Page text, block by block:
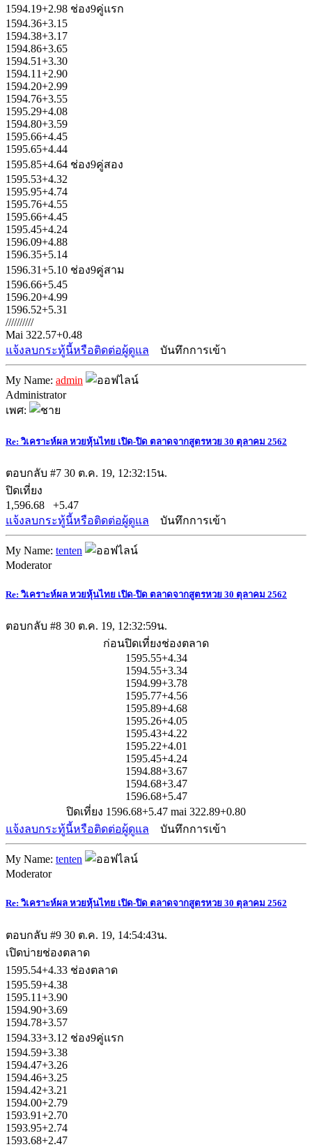
1594.19+2.98 ช่อง9คู่แรก
1594.36+3.15
1594.38+3.17
1594.86+3.65
1594.51+3.30
1594.11+2.90
1594.20+2.99
1594.76+3.55
1595.29+4.08
1594.80+3.59
1595.66+4.45
1595.65+4.44
1595.85+4.64 ช่อง9คู่สอง
1595.53+4.32
1595.95+4.74
1595.76+4.55
1595.66+4.45
1595.45+4.24
1596.09+4.88
1596.35+5.14
1596.31+5.10 ช่อง9คู่สาม
1596.66+5.45
1596.20+4.99
1596.52+5.31
//////////
Mai 322.57+0.48
แจ้งลบกระทู้นี้หรือติดต่อผู้ดูแล
บันทึกการเข้า
My Name: admin
Administrator
เพศ:
Re: วิเคราะห์ผล หวยหุ้นไทย เปิด-ปิด ตลาดจากสูตรหวย 30 ตุลาคม 2562
ตอบกลับ #7 30 ต.ค. 19, 12:32:15น.
ปิดเที่ยง
1,596.68 +5.47
แจ้งลบกระทู้นี้หรือติดต่อผู้ดูแล
บันทึกการเข้า
My Name: tenten
Moderator
Re: วิเคราะห์ผล หวยหุ้นไทย เปิด-ปิด ตลาดจากสูตรหวย 30 ตุลาคม 2562
ตอบกลับ #8 30 ต.ค. 19, 12:32:59น.
ก่อนปิดเที่ยงช่องตลาด
1595.55+4.34
1594.55+3.34
1594.99+3.78
1595.77+4.56
1595.89+4.68
1595.26+4.05
1595.43+4.22
1595.22+4.01
1595.45+4.24
1594.88+3.67
1594.68+3.47
1596.68+5.47
ปิดเที่ยง 1596.68+5.47 mai 322.89+0.80
แจ้งลบกระทู้นี้หรือติดต่อผู้ดูแล
บันทึกการเข้า
My Name: tenten
Moderator
Re: วิเคราะห์ผล หวยหุ้นไทย เปิด-ปิด ตลาดจากสูตรหวย 30 ตุลาคม 2562
ตอบกลับ #9 30 ต.ค. 19, 14:54:43น.
เปิดบ่ายช่องตลาด
1595.54+4.33 ช่องตลาด
1595.59+4.38
1595.11+3.90
1594.90+3.69
1594.78+3.57
1594.33+3.12 ช่อง9คู่แรก
1594.59+3.38
1594.47+3.26
1594.46+3.25
1594.42+3.21
1594.00+2.79
1593.91+2.70
1593.95+2.74
1593.68+2.47